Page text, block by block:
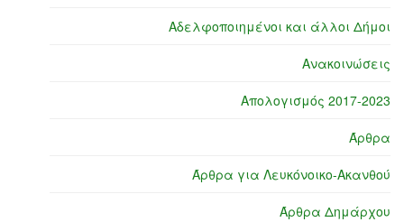
Αδελφοποιημένοι και άλλοι Δήμοι
Ανακοινώσεις
Απολογισμός 2017-2023
Άρθρα
Άρθρα για Λευκόνοικο-Ακανθού
Άρθρα Δημάρχου